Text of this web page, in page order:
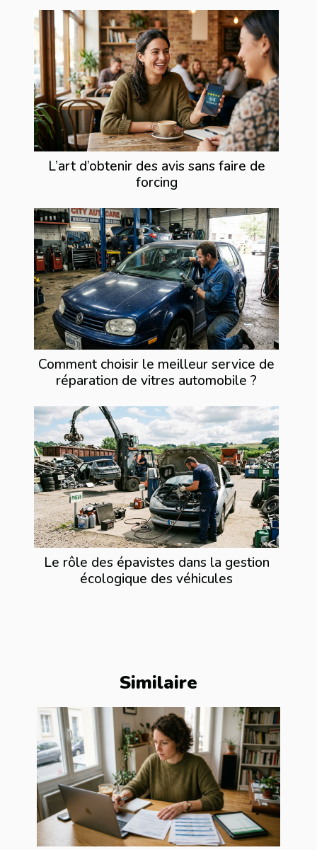
L’art d’obtenir des avis sans faire de
forcing
Comment choisir le meilleur service de
réparation de vitres automobile ?
Le rôle des épavistes dans la gestion
écologique des véhicules
Similaire